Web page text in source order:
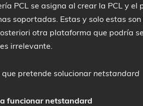
PCL se asigna al crear la PCL y el
soportadas. Estas y solo estas
otra plataforma que podría
irrelevante.
que pretende solucionar netstandard
funcionar netstandard